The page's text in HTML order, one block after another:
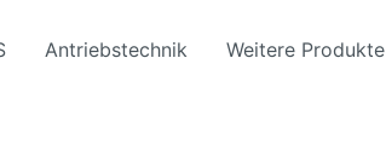
Antriebstechnik Weitere Produkte